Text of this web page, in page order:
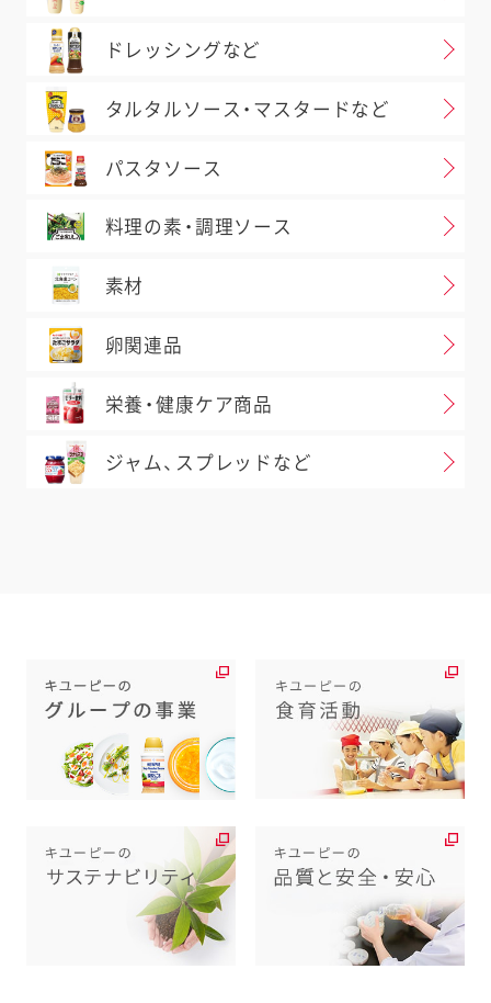
ドレッシングなど
タルタルソース・マスタードなど
パスタソース
料理の素・調理ソース
素材
卵関連品
栄養・健康ケア商品
ジャム、スプレッドなど